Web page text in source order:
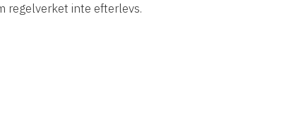
regelverket inte efterlevs.